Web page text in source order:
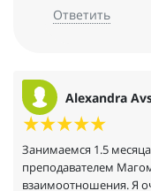
милая девушка,
Ответить
Alexandra
Занимаемся 1.5
преподавателем
взаимоотношения. Я